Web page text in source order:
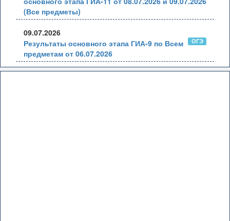
(Все предметы)
09.07.2026
ОГЭ
Результаты основного этапа ГИА-9 по Всем
предметам от 06.07.2026